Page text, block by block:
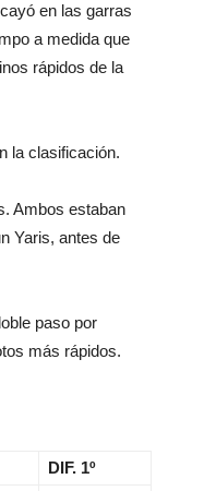
en las garras
a medida que
rápidos de la
la clasificación.
Ambos estaban
Yaris, antes de
paso por
más rápidos.
DIF. 1º